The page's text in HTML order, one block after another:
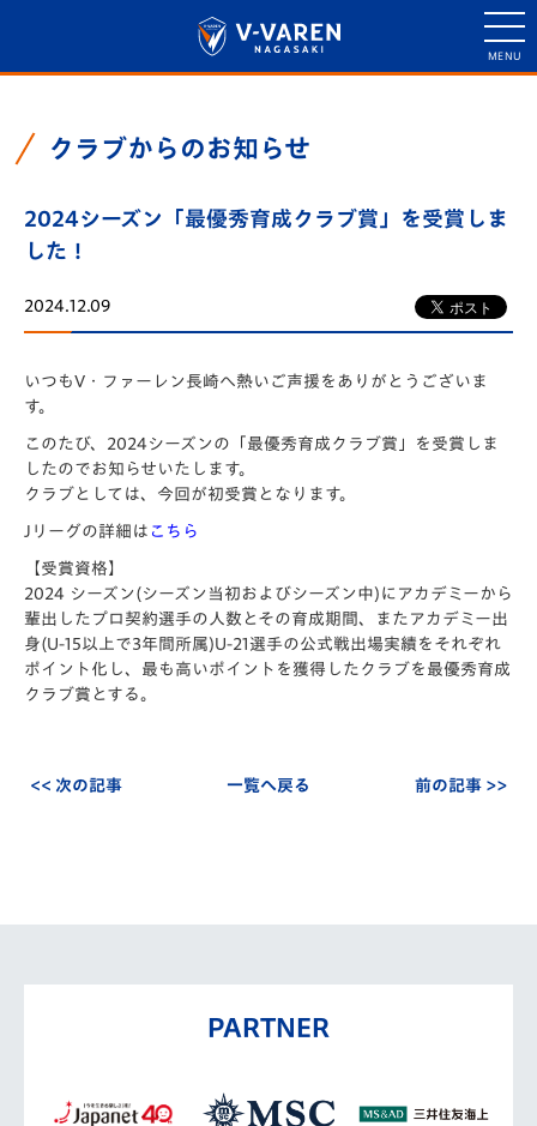
クラブからのお知らせ
2024シーズン「最優秀育成クラブ賞」を受賞しま
した！
2024.12.09
いつもV・ファーレン長崎へ熱いご声援をありがとうございま
す。
このたび、2024シーズンの「最優秀育成クラブ賞」を受賞しま
したのでお知らせいたします。
クラブとしては、今回が初受賞となります。
Jリーグの詳細は こちら
【受賞資格】
2024 シーズン(シーズン当初およびシーズン中)にアカデミーから
輩出したプロ契約選手の人数とその育成期間、またアカデミー出
身(U-15以上で3年間所属)U-21選手の公式戦出場実績をそれぞれ
ポイント化し、最も高いポイントを獲得したクラブを最優秀育成
クラブ賞とする。
<< 次の記事 一覧へ戻る 前の記事 >>
PARTNER